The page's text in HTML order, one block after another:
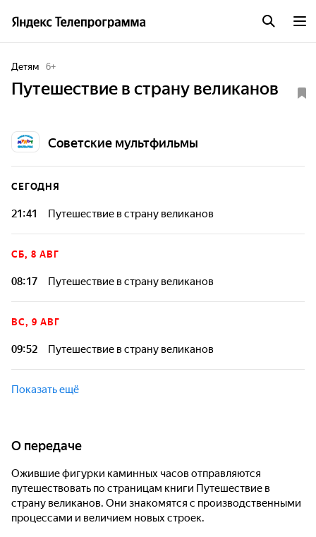
Детям 6+
Путешествие в страну великанов
Советские мультфильмы
СЕГОДНЯ
21:41 Путешествие в страну великанов
СБ, 8 АВГ
08:17 Путешествие в страну великанов
ВС, 9 АВГ
09:52 Путешествие в страну великанов
Показать ещё
О передаче
Ожившие фигурки каминных часов отправляются
путешествовать по страницам книги Путешествие в
страну великанов. Они знакомятся с производственными
процессами и величием новых строек.